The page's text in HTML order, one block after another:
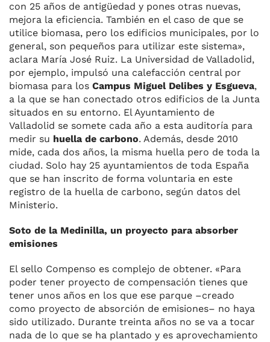
con 25 años de antigüedad y pones otras nuevas,
mejora la eficiencia. También en el caso de que se
utilice biomasa, pero los edificios municipales, por lo
general, son pequeños para utilizar este sistema»,
aclara María José Ruiz. La Universidad de Valladolid,
por ejemplo, impulsó una calefacción central por
biomasa para los Campus Miguel Delibes y Esgueva,
a la que se han conectado otros edificios de la Junta
situados en su entorno. El Ayuntamiento de
Valladolid se somete cada año a esta auditoría para
medir su huella de carbono. Además, desde 2010
mide, cada dos años, la misma huella pero de toda la
ciudad. Solo hay 25 ayuntamientos de toda España
que se han inscrito de forma voluntaria en este
registro de la huella de carbono, según datos del
Ministerio.
Soto de la Medinilla, un proyecto para absorber
emisiones
El sello Compenso es complejo de obtener. «Para
poder tener proyecto de compensación tienes que
tener unos años en los que ese parque –creado
como proyecto de absorción de emisiones– no haya
sido utilizado. Durante treinta años no se va a tocar
nada de lo que se ha plantado y es aprovechamiento